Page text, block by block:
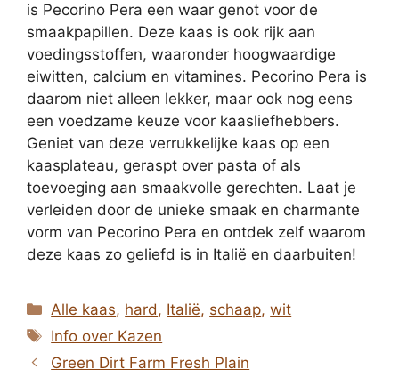
is Pecorino Pera een waar genot voor de
smaakpapillen. Deze kaas is ook rijk aan
voedingsstoffen, waaronder hoogwaardige
eiwitten, calcium en vitamines. Pecorino Pera is
daarom niet alleen lekker, maar ook nog eens
een voedzame keuze voor kaasliefhebbers.
Geniet van deze verrukkelijke kaas op een
kaasplateau, geraspt over pasta of als
toevoeging aan smaakvolle gerechten. Laat je
verleiden door de unieke smaak en charmante
vorm van Pecorino Pera en ontdek zelf waarom
deze kaas zo geliefd is in Italië en daarbuiten!
Categorieën
Alle kaas, hard, Italië, schaap,wit
Tags
Info over Kazen
Green Dirt Farm Fresh Plain